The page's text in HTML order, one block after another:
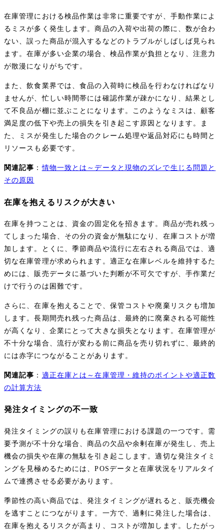
在庫管理における検品作業は非常に重要ですが、手動作業によ
るミスが多く発生します。商品の入荷や出荷の際に、数が合わ
ない、誤った商品が混入するなどのトラブルがしばしば見られ
ます。在庫が多い企業の場合、検品作業が負担となり、注意力
が散漫になりがちです。
また、飲食業界では、食品の入荷時に検品を行わなければなり
ませんが、忙しい時間帯には確認作業が疎かになり、結果とし
て不良品が棚に並ぶことになります。このようなミスは、顧客
満足度の低下や売上の損失を引き起こす原因となります。ま
た、ミスが発生した場合のクレーム処理や返品対応にも時間と
リソースも必要です。
関連記事 ：情物一致とは～データと現物のズレで生じる問題と
その原因
在庫を抱えるリスクが大きい
在庫を持つことは、資金の固定化を招きます。商品が売れ残っ
てしまった場合、その分の資金が無駄になり、在庫コストが増
加します。とくに、季節商品や流行に左右される商品では、適
切な在庫管理が求められます。適正な在庫レベルを維持するた
めには、販売データに基づいた判断が不可欠ですが、手作業だ
けで行うのは困難です。
さらに、在庫を抱えることで、保管コストや廃棄リスクも増加
します。長期間売れ残った商品は、最終的に廃棄される可能性
が高くなり、企業にとって大きな損失となります。在庫管理が
不十分な場合、流行が変わる前に商品を売り切れずに、最終的
には赤字につながることがあります。
関連記事 ： 適正在庫とは～在庫管理・維持のポイントや適正数
の計算方法
発注タイミングの不一致
発注タイミングの誤りも在庫管理における課題の一つです。需
要予測が不十分な場合、商品の欠品や余剰在庫が発生し、売上
機会の損失や在庫の無駄を引き起こします。適切な発注タイミ
ングを見極めるためには、POSデータと在庫状況をリアルタイ
ムで連携させる必要があります。
季節性の高い商品では、発注タイミングが遅れると、販売機会
を逃すことにつながります。一方で、過剰に発注した場合は、
在庫を抱えるリスクが高まり、コストが増加します。したがっ